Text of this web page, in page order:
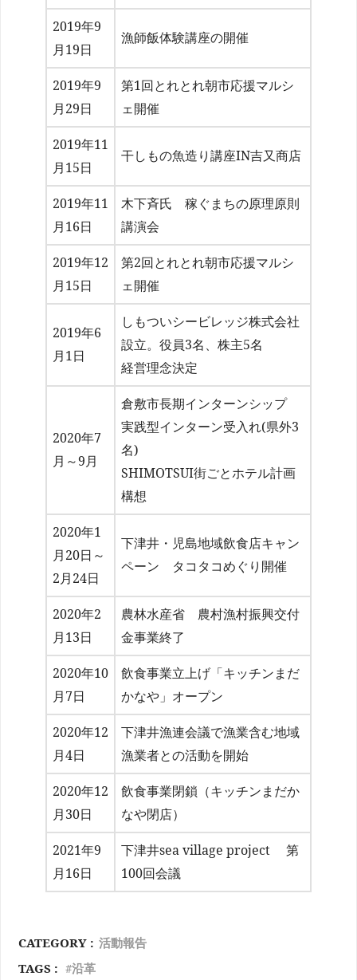
2019年9
月19日
漁師飯体験講座の開催
2019年9
月29日
第1回とれとれ朝市応援マルシ
ェ開催
2019年11
月15日
干しもの魚造り講座IN吉又商店
2019年11
月16日
木下斉氏 稼ぐまちの原理原則
講演会
2019年12
月15日
第2回とれとれ朝市応援マルシ
ェ開催
2019年6
月1日
しもついシービレッジ株式会社
設立。役員3名、株主5名
経営理念決定
2020年7
月～9月
倉敷市長期インターンシップ
実践型インターン受入れ(県外3
名)
SHIMOTSUI街ごとホテル計画
構想
2020年1
月20日～
2月24日
下津井・児島地域飲食店キャン
ペーン タコタコめぐり開催
2020年2
月13日
農林水産省 農村漁村振興交付
金事業終了
2020年10
月7日
飲食事業立上げ「キッチンまだ
かなや」オープン
2020年12
月4日
下津井漁連会議で漁業含む地域
漁業者との活動を開始
2020年12
月30日
飲食事業閉鎖（キッチンまだか
なや閉店）
2021年9
月16日
下津井sea village project 第
100回会議
CATEGORY : 活動報告
TAGS :
沿革